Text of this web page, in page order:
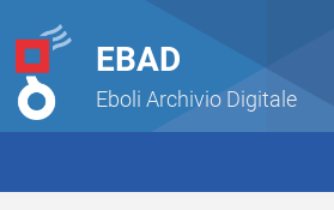
EBAD
Eboli Archivio Digitale